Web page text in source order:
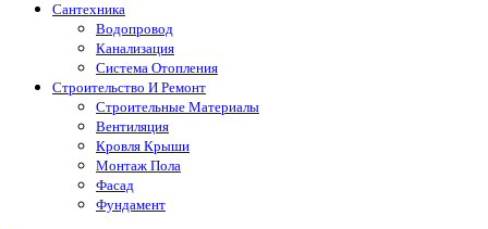
Сантехника
Водопровод
Канализация
Система Отопления
Строительство И Ремонт
Строительные Материалы
Вентиляция
Кровля Крыши
Монтаж Пола
Фасад
Фундамент